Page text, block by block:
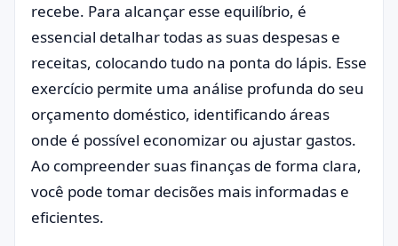
recebe. Para alcançar esse equilíbrio, é
essencial detalhar todas as suas despesas e
receitas, colocando tudo na ponta do lápis. Esse
exercício permite uma análise profunda do seu
orçamento doméstico, identificando áreas
onde é possível economizar ou ajustar gastos.
Ao compreender suas finanças de forma clara,
você pode tomar decisões mais informadas e
eficientes.